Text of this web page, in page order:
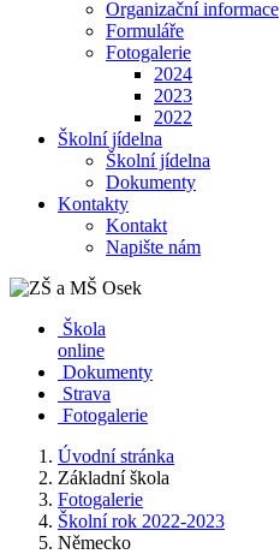
Organizační informace
Formuláře
Fotogalerie
2024
2023
2022
Školní jídelna
Školní jídelna
Dokumenty
Kontakty
Kontakt
Napište nám
Škola
online
Dokumenty
Strava
Fotogalerie
Úvodní stránka
Základní škola
Fotogalerie
Školní rok 2022-2023
Německo